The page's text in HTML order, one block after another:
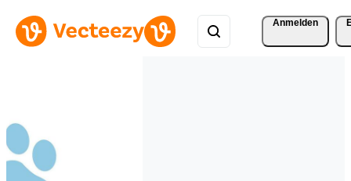
Anmelden